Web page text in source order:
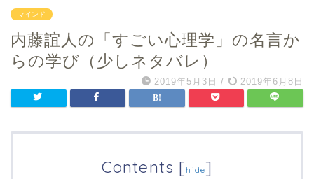
マインド
内藤誼人の「すごい心理学」の名言か
らの学び（少しネタバレ）
2019年5月3日 / 2019年6月8日
Contents [hide]